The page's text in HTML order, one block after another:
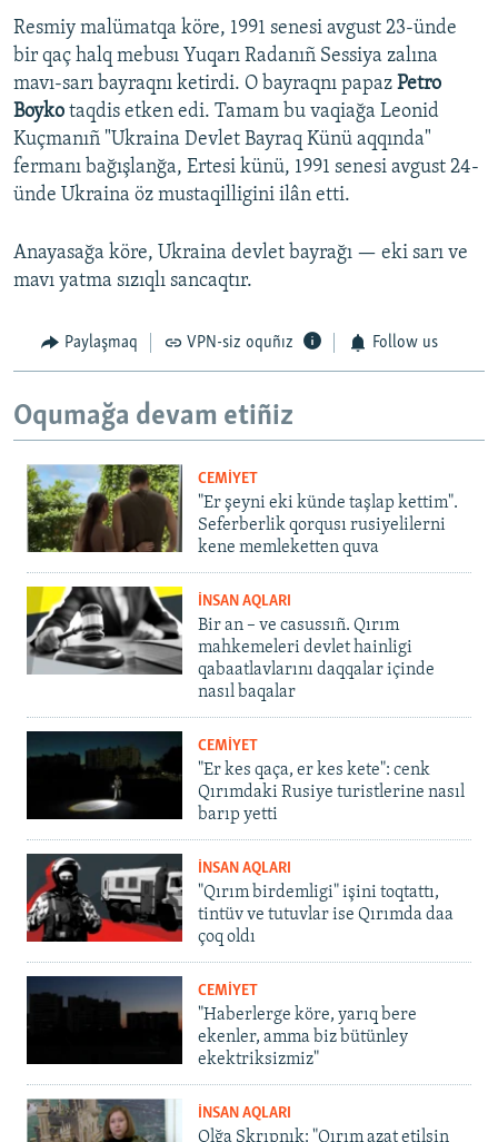
Resmiy malümatqa köre, 1991 senesi avgust 23-ünde
bir qaç halq mebusı Yuqarı Radanıñ Sessiya zalına
mavı-sarı bayraqnı ketirdi. O bayraqnı papaz Petro
Boyko taqdis etken edi. Tamam bu vaqiağa Leonid
Kuçmanıñ "Ukraina Devlet Bayraq Künü aqqında"
fermanı bağışlanğa, Ertesi künü, 1991 senesi avgust 24-
ünde Ukraina öz mustaqilligini ilân etti.
Anayasağa köre, Ukraina devlet bayrağı — eki sarı ve
mavı yatma sızıqlı sancaqtır.
Paylaşmaq VPN-siz oquñız Follow us
Oqumağa devam etiñiz
CEMİYET
"Er şeyni eki künde taşlap kettim".
Seferberlik qorqusı rusiyelilerni
kene memleketten quva
İNSAN AQLARI
Bir an – ve casussıñ. Qırım
mahkemeleri devlet hainligi
qabaatlavlarını daqqalar içinde
nasıl baqalar
CEMİYET
"Er kes qaça, er kes kete": cenk
Qırımdaki Rusiye turistlerine nasıl
barıp yetti
İNSAN AQLARI
"Qırım birdemligi" işini toqtattı,
tintüv ve tutuvlar ise Qırımda daa
çoq oldı
CEMİYET
"Haberlerge köre, yarıq bere
ekenler, amma biz bütünley
ekektriksizmiz"
İNSAN AQLARI
Olğa Skrıpnık: "Qırım azat etilsin